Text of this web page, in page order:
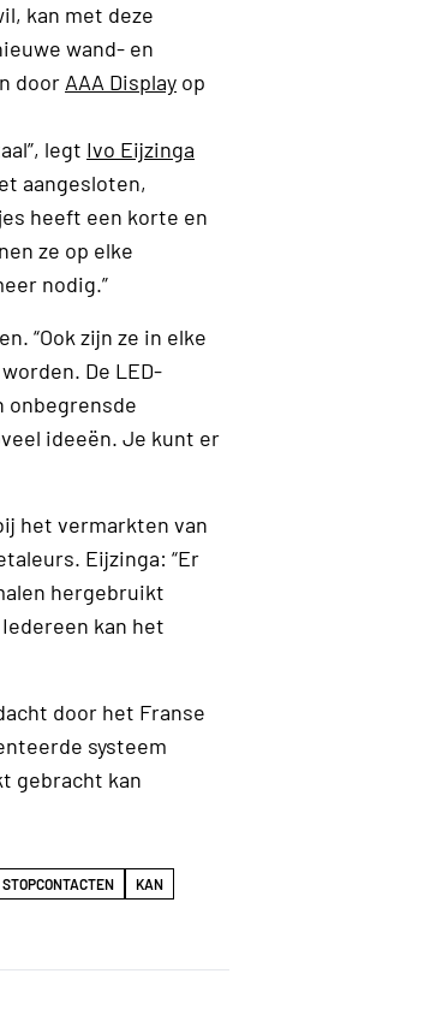
kan met deze
wand- en
door AAA Display op
legt Ivo Eijzinga
aangesloten,
heeft een korte en
ze op elke
nodig.”
“Ook zijn ze in elke
De LED-
onbegrensde
ideeën. Je kunt er
het vermarkten van
Eijzinga: “Er
hergebruikt
kan het
door het Franse
systeem
gebracht kan
STOPCONTACTEN
KAN